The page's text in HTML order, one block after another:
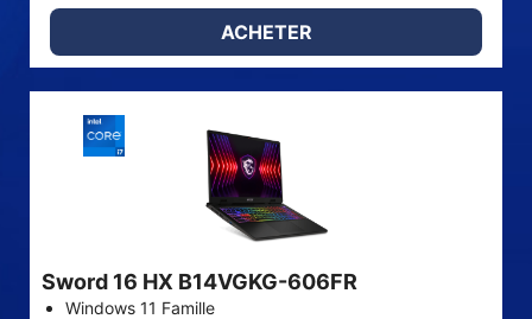
ACHETER
Sword 16 HX B14VGKG-606FR
Windows 11 Famille